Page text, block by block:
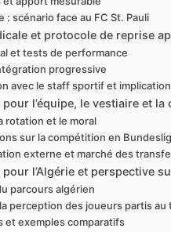
: scénario face au FC St. Pauli
et protocole de reprise
et tests de performance
progressive
avec le staff sportif et
l’équipe, le vestiaire et
rotation et le moral
sur la compétition en
externe et marché des
l’Algérie et perspective
parcours algérien
perception des joueurs partis au
et exemples comparatifs